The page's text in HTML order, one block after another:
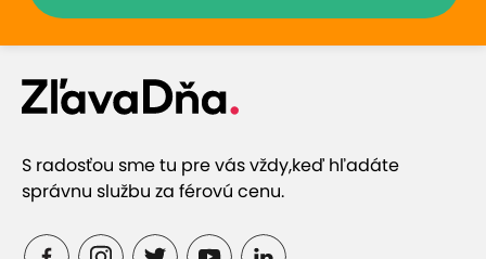
S radosťou sme tu pre vás vždy,keď hľadáte
správnu službu za férovú cenu.